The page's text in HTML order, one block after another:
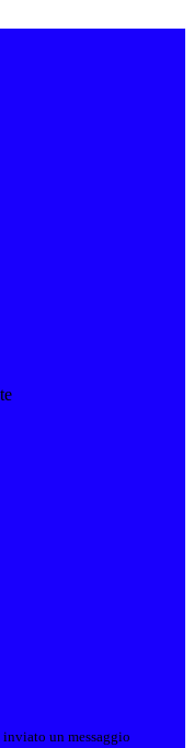
inviato un messaggio